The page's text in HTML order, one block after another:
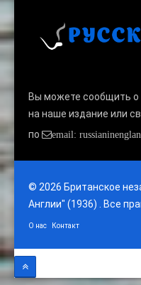
Вы можете сообщить о
на наше издание или
по
email:
© 2026 Британское
Англии" (1936) . Все
О нас Контакт